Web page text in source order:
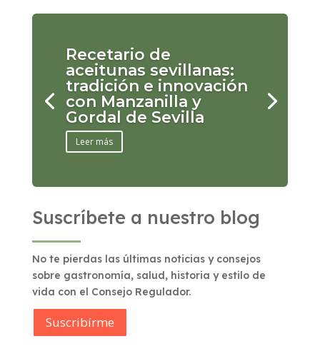
Recetario de
aceitunas sevillanas:
tradición e innovación
con Manzanilla y
Gordal de Sevilla
Leer más
Suscríbete a nuestro blog
No te pierdas las últimas noticias y consejos
sobre gastronomía, salud, historia y estilo de
vida con el Consejo Regulador.
Suscribírme